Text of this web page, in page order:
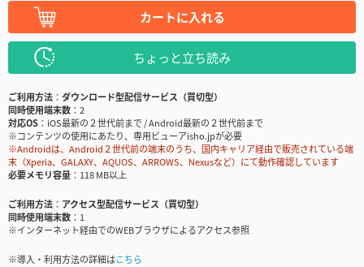
カートに入れる
ちょっと立ち読み
ご利用方法
ダウンロード型配信サービス（買切型）
同時使用端末数
2
対応OS
iOS最新の２世代前まで / Android最新の２世代前まで
※コンテンツの使用にあたり、専用ビューアisho.jpが必要
※Androidは、Android２世代前の端末のうち、国内キャリア経由で販売されている端
末（Xperia、GALAXY、AQUOS、ARROWS、Nexusなど）にて動作確認しています
必要メモリ容量
118 MB以上
ご利用方法
アクセス型配信サービス（買切型）
同時使用端末数
1
※インターネット経由でのWEBブラウザによるアクセス参照
※導入・利用方法の詳細はこちら